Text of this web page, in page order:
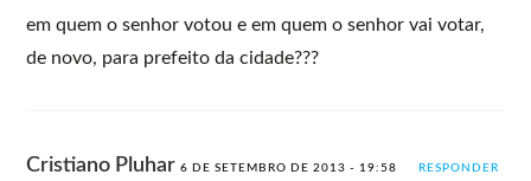
em quem o senhor votou e em quem o senhor vai votar,
de novo, para prefeito da cidade???
Cristiano Pluhar 6 DE SETEMBRO DE 2013 - 19:58 RESPONDER